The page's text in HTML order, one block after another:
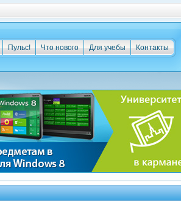
Контакты
Для учебы
Что нового
Пульс!